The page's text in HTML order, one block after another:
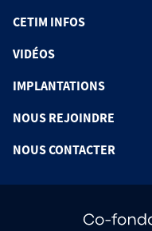
CETIM INFOS
VIDÉOS
IMPLANTATIONS
NOUS REJOINDRE
NOUS CONTACTER